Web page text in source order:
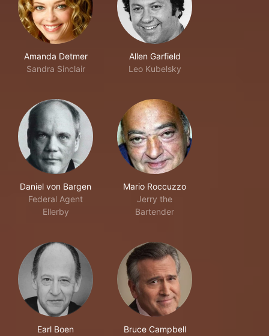
Amanda Detmer
Sandra Sinclair
Allen Garfield
Leo Kubelsky
Daniel von Bargen
Federal Agent
Ellerby
Mario Roccuzzo
Jerry the
Bartender
Earl Boen
Bruce Campbell